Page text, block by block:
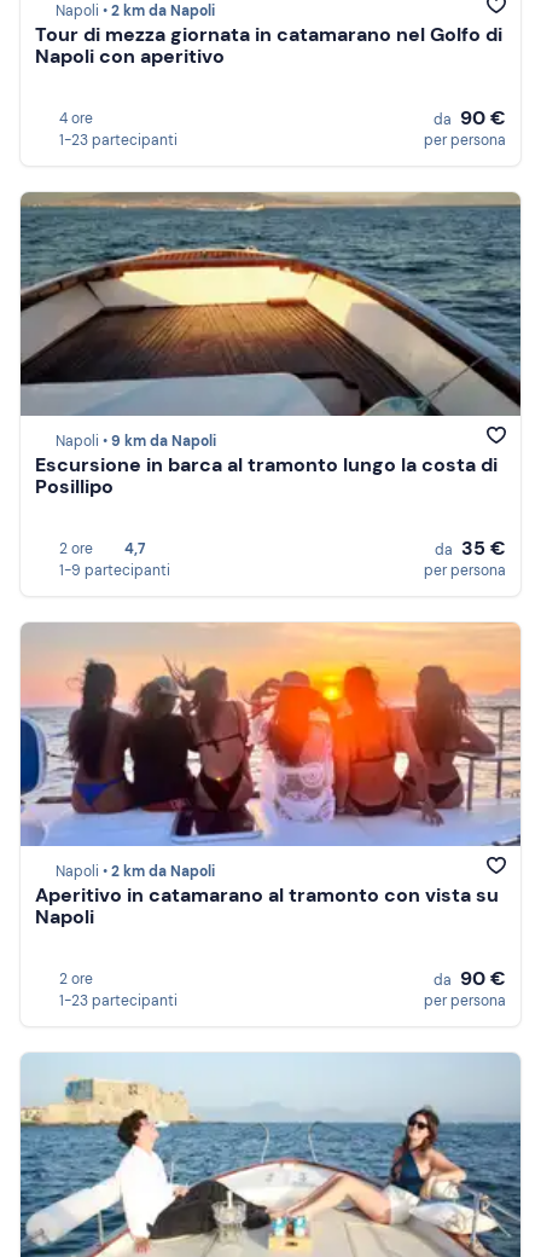
Napoli •2 km da Napoli
Tour di mezza giornata in catamarano nel Golfo di
Napoli con aperitivo
4 ore
1-23 partecipanti
da 90 €
per persona
Napoli •9 km da Napoli
Escursione in barca al tramonto lungo la costa di
Posillipo
2 ore
4,7
1-9 partecipanti
da 35 €
per persona
Napoli •2 km da Napoli
Aperitivo in catamarano al tramonto con vista su
Napoli
2 ore
1-23 partecipanti
da 90 €
per persona